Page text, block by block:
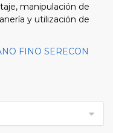
manipulación de
y utilización de
FINO SERECON